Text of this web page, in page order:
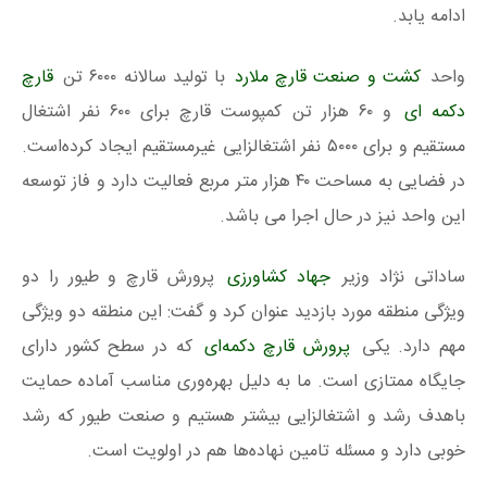
ادامه یابد.
واحد کشت و صنعت قارچ ملارد با تولید سالانه ۶۰۰۰ تن
قارچ
دکمه ای
و ۶۰ هزار تن کمپوست قارچ برای ۶۰۰ نفر اشتغال
مستقیم و برای ۵۰۰۰ نفر اشتغالزایی غیرمستقیم ایجاد کرده‌است.
در فضایی به مساحت ۴۰ هزار متر مربع فعالیت دارد و فاز توسعه
این واحد نیز در حال اجرا می باشد.
ساداتی نژاد وزیر جهاد کشاورزی پرورش قارچ و طیور را دو
ویژگی منطقه مورد بازدید عنوان کرد و گفت: این منطقه دو ویژگی
مهم دارد. یکی پرورش قارچ دکمه‌ای که در سطح کشور دارای
جایگاه ممتازی است. ما به دلیل بهره‌وری مناسب آماده حمایت
باهدف رشد و اشتغالزایی بیشتر هستیم و صنعت طیور که رشد
خوبی دارد و مسئله تامین نهاده‌ها هم در اولویت است.